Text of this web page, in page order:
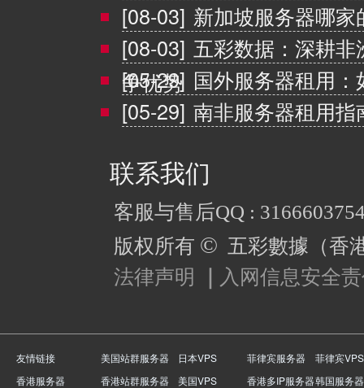
[08-03] 新加坡服务器哪
[08-03] 五彩数据：深耕
争优势
[05-29] 国外服务器租用
[05-29] 南非服务器租用
联系我们
客服与售后QQ :
版权所有 © 五彩數據（香
法律声明
入网信息安全
友情链接 美国站群服务器 日本VPS 菲律宾服务器
菲律宾VPS
香港服务器
香港站群服务器 美国VPS 香港多IP服务器韩国服务器